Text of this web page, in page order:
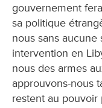
gouvernement
sa politique
nous sans
intervention en
nous des armes
approuvons-nous
restent au pouvoir